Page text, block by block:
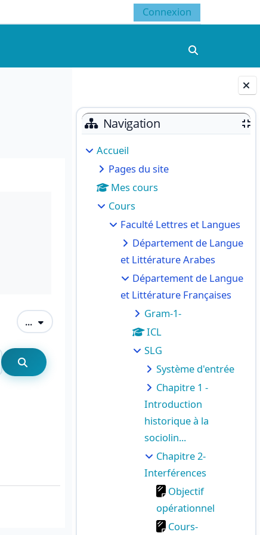
BlocsNavigation
Accueil
Pages du site
Mes cours
Cours
Faculté Lettres et Langues
Département de Langue
et Littérature Arabes
Département de Langue
et Littérature Françaises
Gram-1-
ICL
SLG
Système d'entrée
Chapitre 1 -
Introduction
historique à la
sociolin...
Chapitre 2-
Interférences
Objectif
opérationnel
Cours-
Connexion
... Exporter des articles
Rechercher
Rechercher